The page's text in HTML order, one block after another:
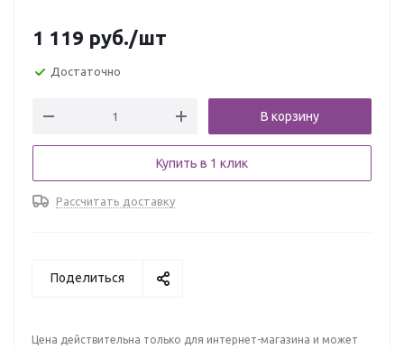
1 119 руб./шт
Достаточно
В корзину
Купить в 1 клик
Рассчитать доставку
Поделиться
Цена действительна только для интернет-магазина и может